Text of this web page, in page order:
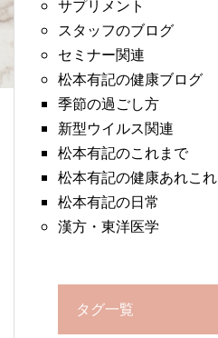
サプリメント
スタッフのブログ
セミナー関連
松本有記の健康ブログ
季節の過ごし方
新型ウイルス関連
松本有記のこれまで
松本有記の健康あれこれ
松本有記の日常
漢方・東洋医学
タグ一覧